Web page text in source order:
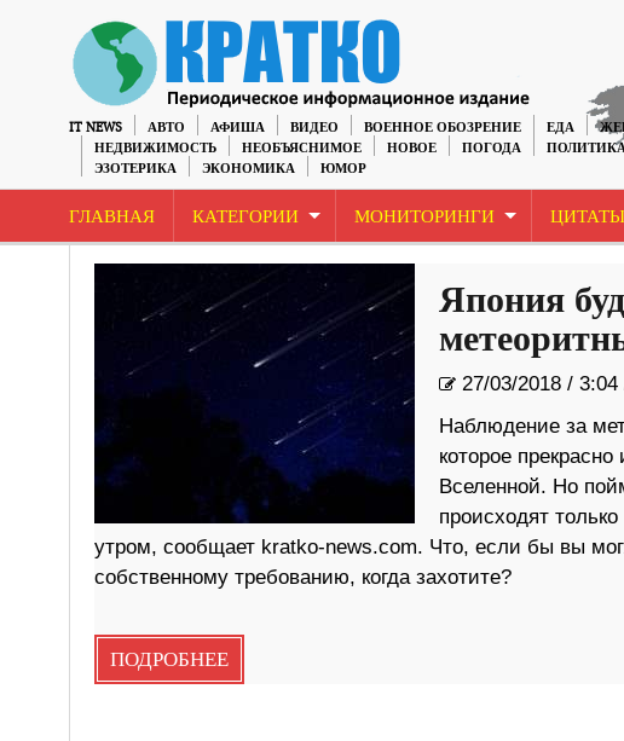
IT NEWS АВТО АФИША ВИДЕО ВОЕННОЕ ОБОЗРЕНИЕ ЕДА
НЕДВИЖИМОСТЬ
НЕОБЪЯСНИМОЕ НОВОЕ ПОГОДА
ЭЗОТЕРИКА
ЭКОНОМИКА ЮМОР
ГЛАВНАЯ КАТЕГОРИИ МОНИТОРИНГИ ЦИТАТЫ
Япония
27/03/2018/ 3:04
Наблюдение за
которое
Вселенной. Но
происходят
утром, сообщает kratko-news.com. Что, если бы вы
собственному требованию, когда захотите?
ПОДРОБНЕЕ